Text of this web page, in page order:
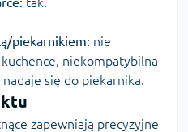
piekarnikiem: nie
niekompatybilna
się do piekarnika.
zapewniają precyzyjne